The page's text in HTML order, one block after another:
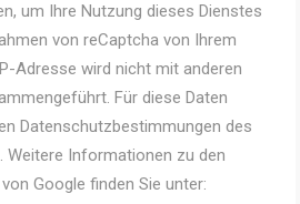
um Ihre Nutzung dieses Dienstes
von reCaptcha von Ihrem
Adresse wird nicht mit anderen
Für diese Daten
Datenschutzbestimmungen des
Weitere Informationen zu den
Google finden Sie unter: